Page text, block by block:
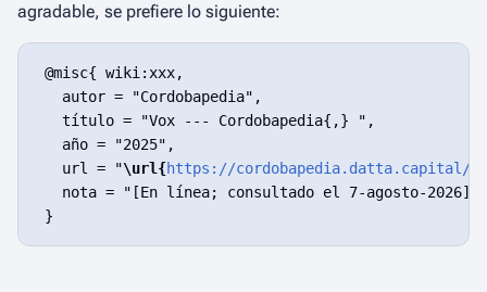
agradable, se prefiere lo siguiente:
@misc{ wiki:xxx,
   autor = "Cordobapedia",
   título = "Vox --- Cordobapedia{,} ",
   año = "2025",
   url = "
\url{https://cordobapedia.datta.capital/
   nota = "[En línea; consultado el 7-agosto-2026]"